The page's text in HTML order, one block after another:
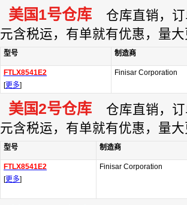
美国1号仓库 仓库直销，订
元含税运，有单就有优惠，量
型号 制造商
FTLX8541E2
[更多]
Finisar Corporation
美国2号仓库 仓库直销，订
元含税运，有单就有优惠，量
型号 制造商
FTLX8541E2
[更多]
Finisar Corporation